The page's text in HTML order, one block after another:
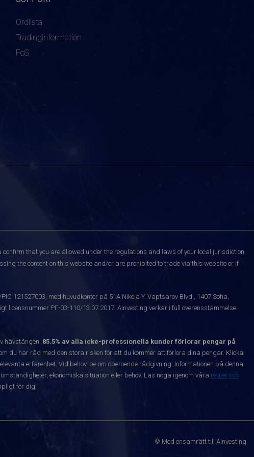
Ordlista
Tradinginformation
FoS
confirm that you are allowed under the regulations and laws of your local jurisdiction
the content on this website and/or are prohibited to trade via this website or if
121527003, med huvudkontor på 51A Nikola Y. Vaptsarov Blvd., 1407 Sofia,
licensnummer РГ-03-110/13.07.2017. Ainvesting verkar i full överensstämmelse
hävstången. 85.5% av alla icke-professionella kunder förlorar pengar på
du har råd med den stora risken för att du kommer att förlora dina pengar. Klicka
erfarenhet. Vid behov, be om oberoende rådgivning. Informationen på denna
ekonomiska situation eller behov. Läs noga igenom våra regler och
för dig.
© Med ensamrätt till Ainvesting